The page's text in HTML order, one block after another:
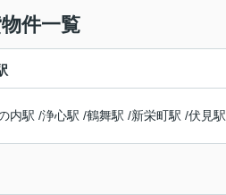
件一覧
内駅 /浄心駅 /鶴舞駅 /新栄町駅 /伏見駅